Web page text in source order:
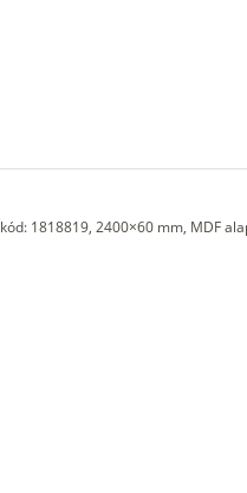
1818819, 2400×60 mm, MDF